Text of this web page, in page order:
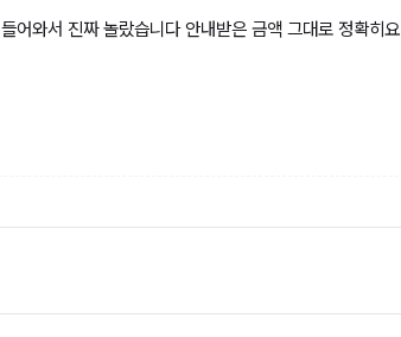
어와서 진짜 놀랐습니다 안내받은 금액 그대로 정확히요